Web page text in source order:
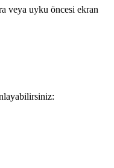
veya uyku öncesi ekran